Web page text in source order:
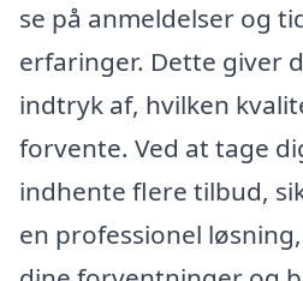
se på anmeldelser og
erfaringer. Dette giver
indtryk af, hvilken
forvente. Ved at tage
indhente flere tilbud,
en professionel